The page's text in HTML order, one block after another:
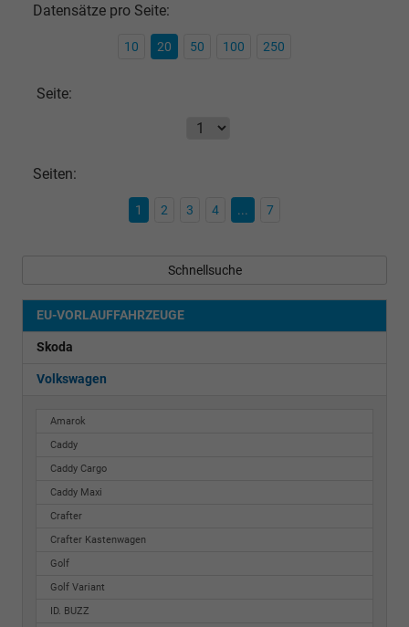
Datensätze pro Seite:
10 20 50 100 250
Seite:
Seiten:
1 2 3 4 ... 7
Schnellsuche
EU-VORLAUFFAHRZEUGE
Skoda
Volkswagen
Amarok
Caddy
Caddy Cargo
Caddy Maxi
Crafter
Crafter Kastenwagen
Golf
Golf Variant
ID. BUZZ